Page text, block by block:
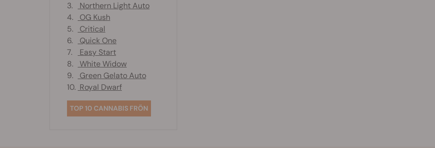
3.
Northern Light Auto
4.
OG Kush
5.
Critical
6.
Quick One
7.
Easy Start
8.
White Widow
9.
Green Gelato Auto
10. Royal Dwarf
TOP 10 CANNABIS FRÖN